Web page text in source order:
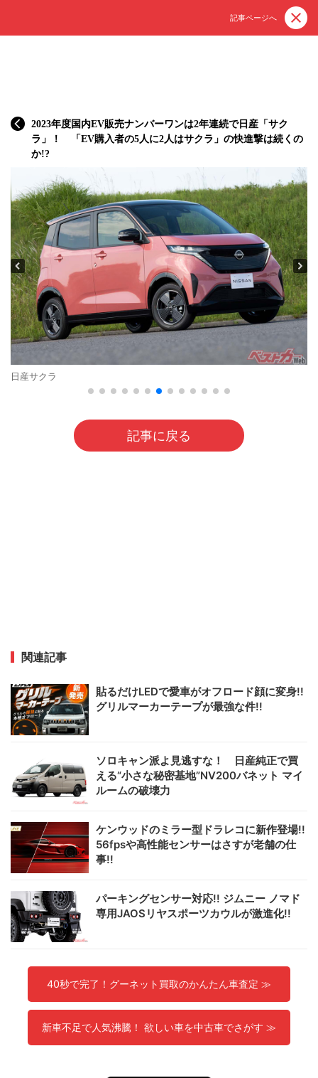
記事ページへ
2023年度国内EV販売ナンバーワンは2年連続で日産「サク
ラ」！ 「EV購入者の5人に2人はサクラ」の快進撃は続くの
か!?
日産サクラ
記事に戻る
関連記事
貼るだけLEDで愛車がオフロード顔に変身!!
グリルマーカーテープが最強な件!!
ソロキャン派よ見逃すな！ 日産純正で買
える“小さな秘密基地”NV200バネット マイ
ルームの破壊力
ケンウッドのミラー型ドラレコに新作登場!!
56fpsや高性能センサーはさすが老舗の仕
事!!
パーキングセンサー対応!! ジムニー ノマド
専用JAOSリヤスポーツカウルが激進化!!
40秒で完了！グーネット買取のかんたん車査定 ≫
新車不足で人気沸騰！ 欲しい車を中古車でさがす ≫